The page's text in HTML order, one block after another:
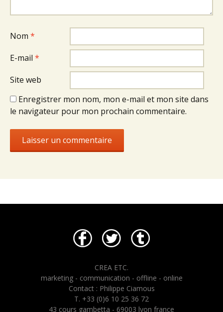
Nom *
E-mail *
Site web
Enregistrer mon nom, mon e-mail et mon site dans
le navigateur pour mon prochain commentaire.
CREA ETC.
marketing - communication - offline - online
Contact : Philippe Ciamous
T. +33 (0)6 10 25 36 72
43 cours gambetta - 69003 lyon france